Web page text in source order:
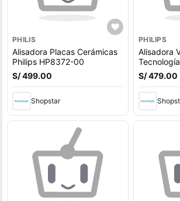
PHILIS
Alisadora Placas Cerámicas
Philips HP8372-00
S/ 499.00
Shopstar
PHILIPS
Alisadora
BHS675-00
S/ 479.00